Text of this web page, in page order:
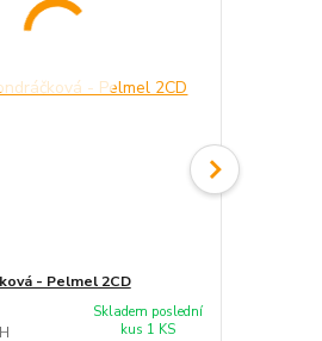
- Pelmel 2CD
Skladem poslední
kus 1 KS